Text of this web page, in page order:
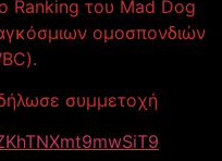
Ranking του Mad Dog
ομοσπονδιών
συμμετοχή